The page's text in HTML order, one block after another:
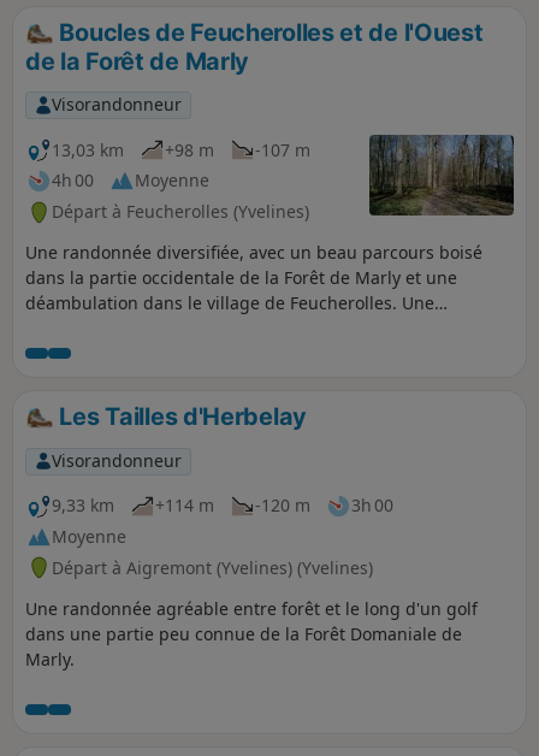
déroule en grande partie dans les champs.
Boucles de Feucherolles et de l'Ouest
de la Forêt de Marly
Visorandonneur
13,03 km
+98 m
-107 m
4h 00
Moyenne
Départ à Feucherolles (Yvelines)
Une randonnée diversifiée, avec un beau parcours boisé
dans la partie occidentale de la Forêt de Marly et une
déambulation dans le village de Feucherolles. Une
plusieurs variantes, comme notamment se limiter à la
Les Tailles d'Herbelay
Visorandonneur
9,33 km
+114 m -120 m
3h 00
Moyenne
Départ à Aigremont (Yvelines) (Yvelines)
Une randonnée agréable entre forêt et le long d'un golf
dans une partie peu connue de la Forêt Domaniale de
Marly.